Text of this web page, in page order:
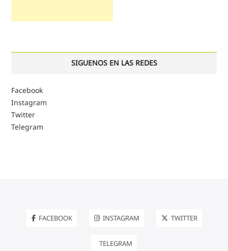
SIGUENOS EN LAS REDES
Facebook
Instagram
Twitter
Telegram
FACEBOOK INSTAGRAM TWITTER
TELEGRAM